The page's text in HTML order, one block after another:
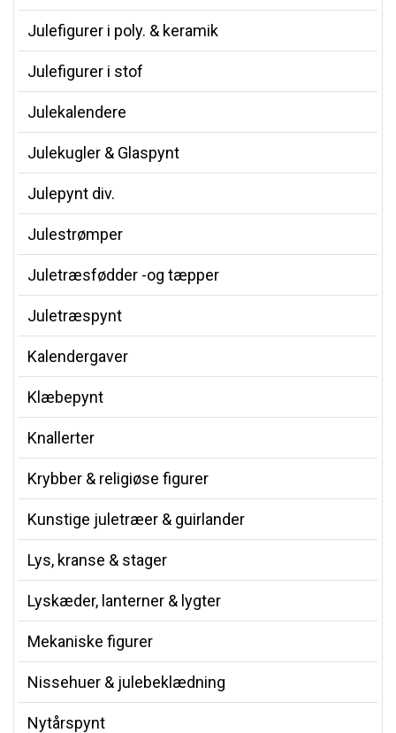
Julefigurer i poly. & keramik
Julefigurer i stof
Julekalendere
Julekugler & Glaspynt
Julepynt div.
Julestrømper
Juletræsfødder -og tæpper
Juletræspynt
Kalendergaver
Klæbepynt
Knallerter
Krybber & religiøse figurer
Kunstige juletræer & guirlander
Lys, kranse & stager
Lyskæder, lanterner & lygter
Mekaniske figurer
Nissehuer & julebeklædning
Nytårspynt